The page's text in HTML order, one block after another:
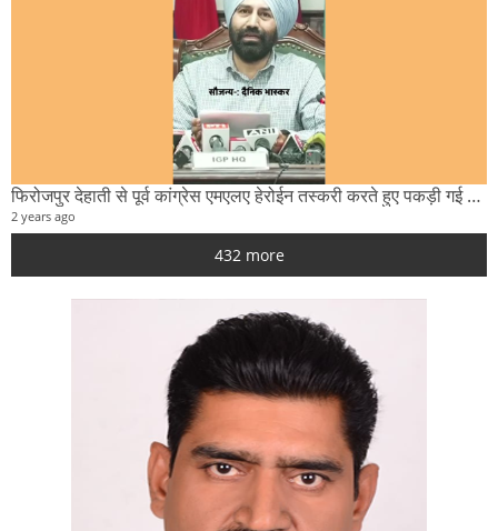
फिरोजपुर देहाती से पूर्व कांग्रेस एमएलए हेरोईन तस्करी करते हुए पकड़ी गई पुलिस मुलाजिम पर चढ़ाई गाड़ी
2 years ago
432 more